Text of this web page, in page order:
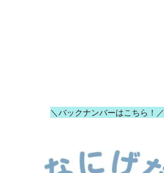
＼バックナンバーはこちら！／